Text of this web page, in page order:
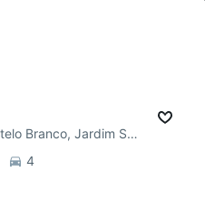
R. Marechal Castelo Branco, Jardim Sandra
4